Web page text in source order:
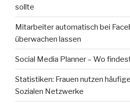
sollte
Mitarbeiter automatisch bei
überwachen lassen
Social Media Planner – Wo
Statistiken: Frauen nutzen
Sozialen Netzwerke